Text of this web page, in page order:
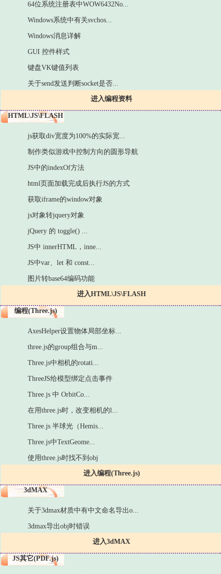
进入编程资料
64位系统注册表中WOW6432No...
Windows系统中有关svchos...
Windows消息详解
GUI 控件样式
键盘VK键值列表
关于send发送判断socket是否...
HTML\JS\FLASH
进入HTML\JS\FLASH
js获取div宽度为100%的实际宽...
制作类似游戏中控制方向的圆形导航
JS中的indexOf方法
html页面加载完成后执行JS的方式
获取iframe的window对象
js对象转jquery对象
jQuery 的 toggle() ...
JS中 innerHTML，inne...
JS中var、let 和 const...
图片转base64编码功能
编程(Three.js)
进入编程(Three.js)
AxesHelper设置物体局部坐标...
three.js的group组合与m...
Three.js中相机的rotati...
ThreeJS给模型绑定点击事件
Three.js 中 OrbitCo...
在用three.js时，改变相机的l...
Three.js 半球光（Hemis...
Three.js中TextGeome...
使用three.js时找不到obj
3dMAX
进入3dMAX
关于3dmax材质中有中文命名导出o...
3dmax导出obj时错误
JS其它(PDF.js)